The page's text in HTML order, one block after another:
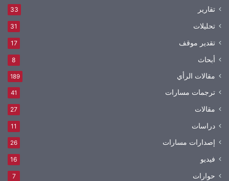
تقارير 33
تحليلات 31
تقدير موقف 17
أبحاث 8
مقالات الرأي 189
ترجمات مسارات 41
مقالات 27
دراسات 11
إصدارات مسارات 26
فيديو 16
حوارات 7